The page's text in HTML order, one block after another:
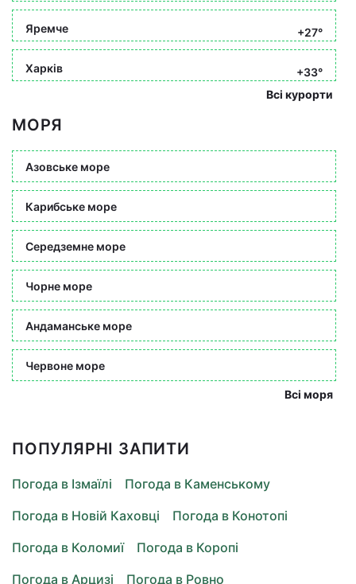
Яремче +27°
Харків
+33°
Всі курорти
МОРЯ
Азовське море
Карибське море
Середземне море
Чорне море
Андаманське море
Червоне море
Всі моря
ПОПУЛЯРНІ ЗАПИТИ
Погода в Ізмаїлі
Погода в Каменському
Погода в Новій Каховці
Погода в Конотопі
Погода в Коломиї
Погода в Коропі
Погода в Арцизі
Погода в Ровно